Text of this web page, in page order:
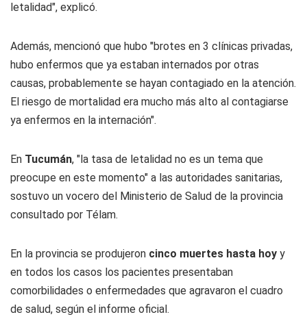
letalidad", explicó.
Además, mencionó que hubo "brotes en 3 clínicas privadas,
hubo enfermos que ya estaban internados por otras
causas, probablemente se hayan contagiado en la atención.
El riesgo de mortalidad era mucho más alto al contagiarse
ya enfermos en la internación".
En Tucumán, "la tasa de letalidad no es un tema que
preocupe en este momento" a las autoridades sanitarias,
sostuvo un vocero del Ministerio de Salud de la provincia
consultado por Télam.
En la provincia se produjeron cinco muertes hasta hoy y
en todos los casos los pacientes presentaban
comorbilidades o enfermedades que agravaron el cuadro
de salud, según el informe oficial.